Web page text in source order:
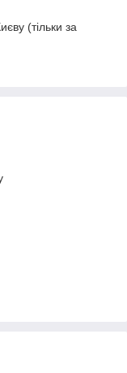
(тільки за